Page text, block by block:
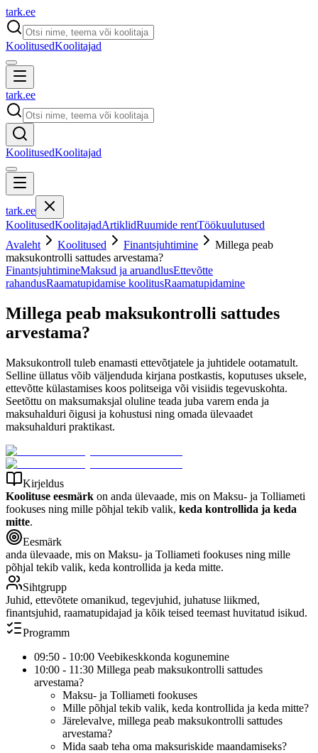
tark.ee
KoolitusedKoolitajad
tark.ee
KoolitusedKoolitajad
tark.ee
KoolitusedKoolitajadArtiklidRuumide rentTöökuulutused
Avaleht
Koolitused Finantsjuhtimine
Millega peab
maksukontrolli sattudes arvestama?
FinantsjuhtimineMaksud ja aruandlusEttevõtte
rahandusRaamatupidamise koolitusRaamatupidamine
Millega peab maksukontrolli sattudes
arvestama?
Maksukontroll tuleb enamasti ettevõtjatele ja juhtidele ootamatult.
Selline üllatus võib väljenduda kirjana postkastis, koputuses uksele,
ettevõtte külastamises koos politseiga või visiidis tegevuskohta.
Seetõttu on maksumaksjal oluline teada juba varem enda ja
maksuhalduri õigusi ja kohustusi ning omada ülevaadet
maksuhalduri praktikast.
Kirjeldus
Koolituse eesmärk on anda ülevaade, mis on Maksu- ja Tolliameti
fookuses ning mille põhjal tekib valik, keda kontrollida ja keda
mitte.
Eesmärk
anda ülevaade, mis on Maksu- ja Tolliameti fookuses ning mille
põhjal tekib valik, keda kontrollida ja keda mitte.
Sihtgrupp
Juhid, ettevõtete omanikud, tegevjuhid, juhatuse liikmed,
finantsjuhid, raamatupidajad ja kõik teised teemast huvitatud isikud.
Programm
09:50 - 10:00 Veebikeskkonda kogunemine
10:00 - 11:30 Millega peab maksukontrolli sattudes
arvestama?
Maksu- ja Tolliameti fookuses
Mille põhjal tekib valik, keda kontrollida ja keda mitte?
Järelevalve, millega peab maksukontrolli sattudes
arvestama?
Mida saab teha oma maksuriskide maandamiseks?